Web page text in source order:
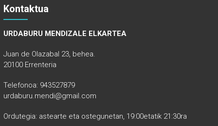
Kontaktua
URDABURU MENDIZALE ELKARTEA
Juan de Olazabal 23, behea.
20100 Errenteria
Telefonoa: 943527879
urdaburu.mendi@gmail.com
Ordutegia: astearte eta ostegunetan, 19:00etatik 21:30ra